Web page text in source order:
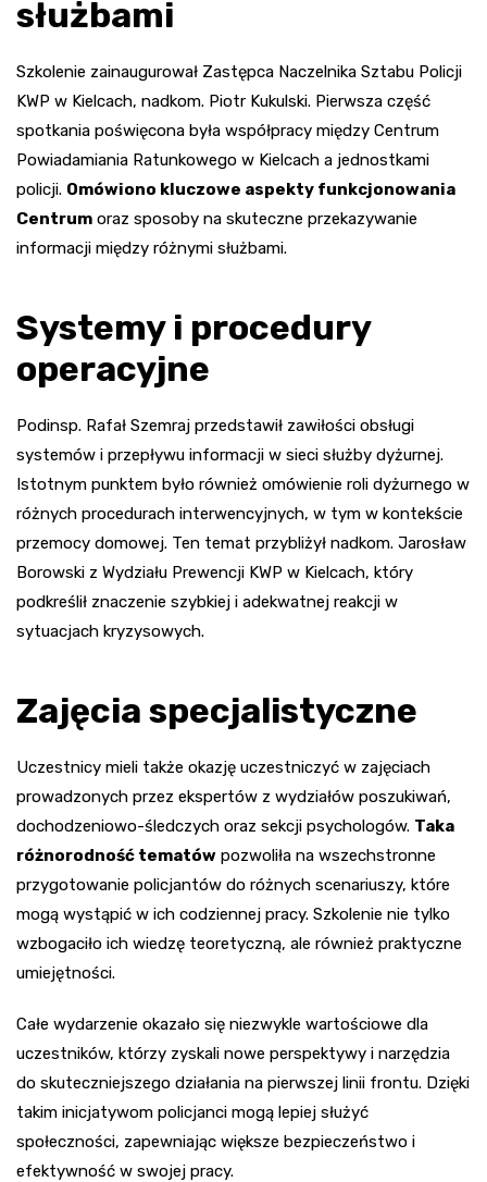
służbami
Szkolenie zainaugurował Zastępca Naczelnika Sztabu Policji
KWP w Kielcach, nadkom. Piotr Kukulski. Pierwsza część
spotkania poświęcona była współpracy między Centrum
Powiadamiania Ratunkowego w Kielcach a jednostkami
policji. Omówiono kluczowe aspekty funkcjonowania
Centrum oraz sposoby na skuteczne przekazywanie
informacji między różnymi służbami.
Systemy i procedury
operacyjne
Podinsp. Rafał Szemraj przedstawił zawiłości obsługi
systemów i przepływu informacji w sieci służby dyżurnej.
Istotnym punktem było również omówienie roli dyżurnego w
różnych procedurach interwencyjnych, w tym w kontekście
przemocy domowej. Ten temat przybliżył nadkom. Jarosław
Borowski z Wydziału Prewencji KWP w Kielcach, który
podkreślił znaczenie szybkiej i adekwatnej reakcji w
sytuacjach kryzysowych.
Zajęcia specjalistyczne
Uczestnicy mieli także okazję uczestniczyć w zajęciach
prowadzonych przez ekspertów z wydziałów poszukiwań,
dochodzeniowo-śledczych oraz sekcji psychologów. Taka
różnorodność tematów pozwoliła na wszechstronne
przygotowanie policjantów do różnych scenariuszy, które
mogą wystąpić w ich codziennej pracy. Szkolenie nie tylko
wzbogaciło ich wiedzę teoretyczną, ale również praktyczne
umiejętności.
Całe wydarzenie okazało się niezwykle wartościowe dla
uczestników, którzy zyskali nowe perspektywy i narzędzia
do skuteczniejszego działania na pierwszej linii frontu. Dzięki
takim inicjatywom policjanci mogą lepiej służyć
społeczności, zapewniając większe bezpieczeństwo i
efektywność w swojej pracy.